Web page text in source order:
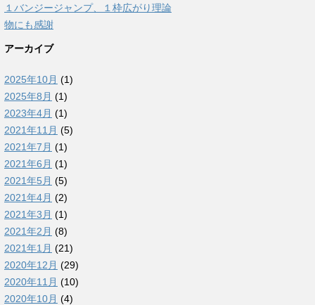
１バンジージャンプ、１枠広がり理論
物にも感謝
アーカイブ
2025年10月 (1)
2025年8月 (1)
2023年4月 (1)
2021年11月 (5)
2021年7月 (1)
2021年6月 (1)
2021年5月 (5)
2021年4月 (2)
2021年3月 (1)
2021年2月 (8)
2021年1月 (21)
2020年12月 (29)
2020年11月 (10)
2020年10月 (4)